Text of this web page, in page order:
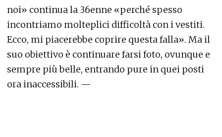
noi» continua la 36enne «perché spesso
incontriamo molteplici difficoltà con i vestiti.
Ecco, mi piacerebbe coprire questa falla». Ma il
suo obiettivo è continuare farsi foto, ovunque e
sempre più belle, entrando pure in quei posti
ora inaccessibili. —